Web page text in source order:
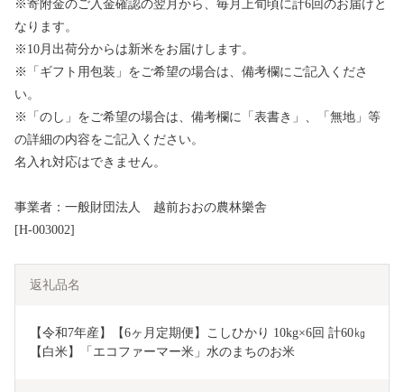
※寄附金のご入金確認の翌月から、毎月上旬頃に計6回のお届けと
なります。
※10月出荷分からは新米をお届けします。
※「ギフト用包装」をご希望の場合は、備考欄にご記入くださ
い。
※「のし」をご希望の場合は、備考欄に「表書き」、「無地」等
の詳細の内容をご記入ください。
名入れ対応はできません。
事業者：一般財団法人 越前おおの農林樂舎
[H-003002]
返礼品名
【令和7年産】【6ヶ月定期便】こしひかり 10kg×6回 計60㎏
【白米】「エコファーマー米」水のまちのお米